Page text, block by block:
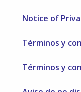
Notice of
Términos y
Términos y